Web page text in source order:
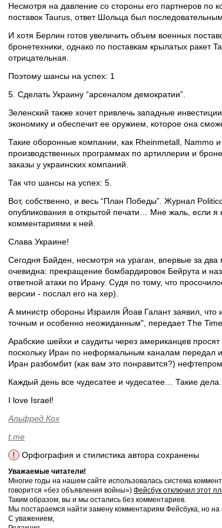
Несмотря на давление со стороны его партнеров по
поставок Taurus, ответ Шольца был
И хотя Берлин готов увеличить объем военных
бронетехники, однако по поставкам крылатых ракет
отрицательная.
Поэтому шансы на успех: 1
5. Сделать Украину “арсеналом демократии”.
Зеленский также хочет привлечь западные
экономику и обеспечит ее оружием, которое она
Такие оборонные компании, как Rheinmetall, Nammo
производственных программах по артиллерии и
заказы у украинских компаний.
Так что шансы на успех: 5.
Вот, собственно, и весь “План Победы”. Журнал
опубликования в открытой печати… Мне жаль, если я
комментариями к ней.
Слава Украине!
Сегодня Байден, несмотря на ураган, впервые за
очевидна: прекращение бомбардировок Бейрута и
ответной атаки по Ирану. Судя по тому, что
версии - послал его на хер).
А министр обороны Израиля Йоав Галант заявил, что
точным и особенно неожиданным", передает The
Арабские шейхи и саудиты через американцев
поскольку Иран по неформальным каналам передал
Иран разбомбит (как вам это понравится?)
Каждый день все чудесатее и чудесатее… Такие дела.
I love Israel!
Альфред Кох
t.me
!
Орфография и стилистика автора сохранены
Уважаемые читатели!
Многие годы на нашем сайте использовалась система
говорится «без объявления войны») Фейсбук отключил этот
Таким образом, вы и мы остались без комментариев.
Мы постараемся найти замену комментариям Фейсбука, но на
С уважением,